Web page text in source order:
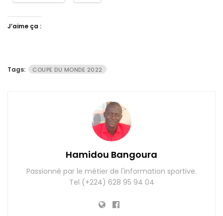
J’aime ça :
Tags: COUPE DU MONDE 2022
Hamidou Bangoura
Passionné par le métier de l'information sportive.
Tel (+224) 628 95 94 04